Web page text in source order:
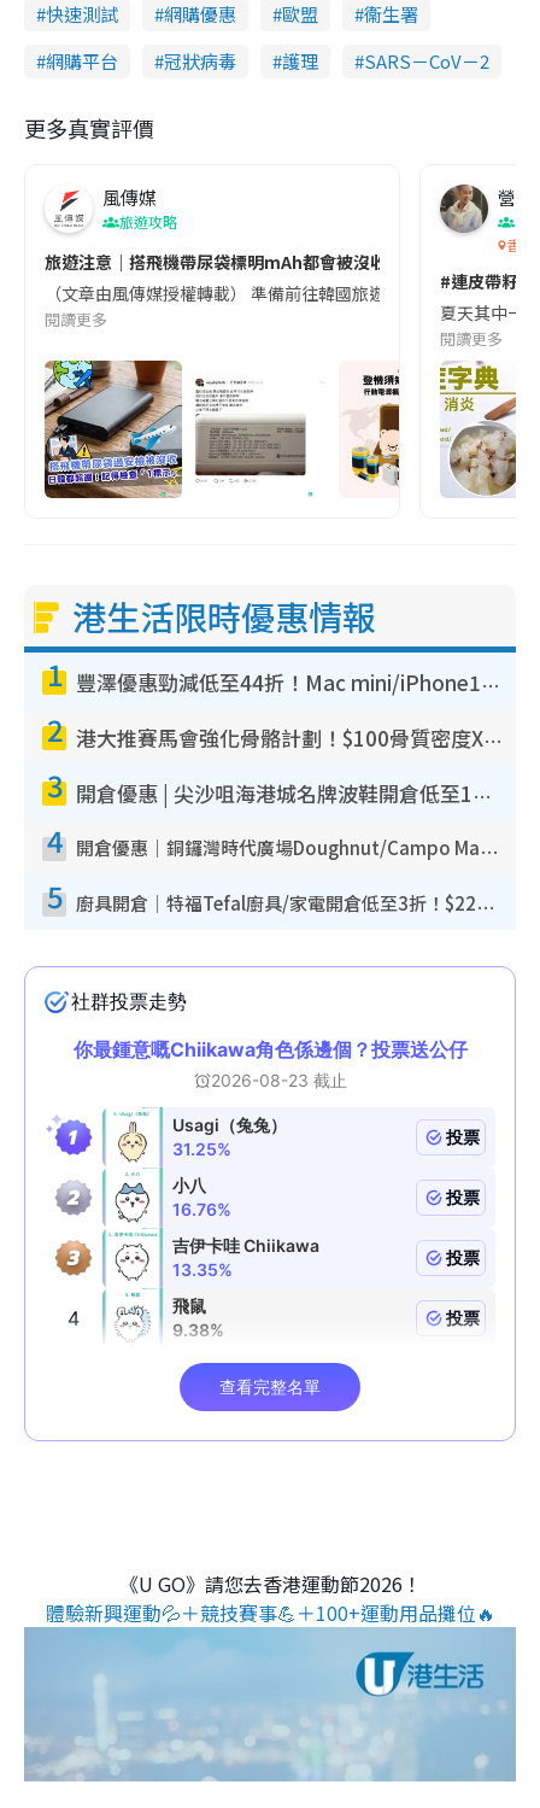
快速測試
網購優惠 歐盟
衞生署
網購平台
冠狀病毒 護理 SARS－CoV－2
更多真實評價
風傳媒
旅遊攻略
旅遊注意｜搭飛機帶尿袋標明mAh都會被沒收😱出發前切記檢查
（文章由風傳媒授權轉載） 準備前往韓國旅遊的民眾，近期要
閱讀更多
營養
香港
#連皮帶籽
夏天其中一
閱讀更多
港生活限時優惠情報
1 豐澤優惠勁減低至44折！Mac mini/iPhone17Pro大減價！廚房家電$220起
2 港大推賽馬會強化骨骼計劃！$100骨質密度X光檢查 完成免費運動訓練送超市禮券！附參加資格
3 開倉優惠 | 尖沙咀海港城名牌波鞋開倉低至1折！On鞋$899起／Joy&Peace鞋履$98起
4 開倉優惠｜銅鑼灣時代廣場Doughnut/Campo Marzio開倉低至1折！背囊、書包、手袋劈價$200起
5 廚具開倉｜特福Tefal廚具/家電開倉低至3折！$220起買平底鍋/炒鑊/湯煲！電飯煲/吸塵機/燙斗$418起
《U GO》請您去香港運動節2026！
體驗新興運動💦＋競技賽事💪＋100+運動用品攤位🔥